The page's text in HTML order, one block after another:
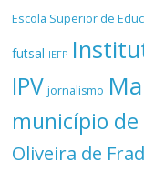
Escola Superior de
futsal IEFP
IPV jornalismo
município de
Oliveira de